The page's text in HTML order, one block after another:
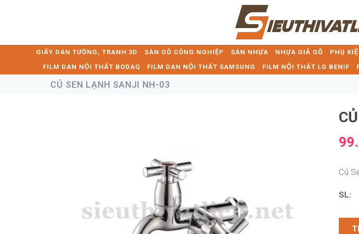
GIẤY DÁN TƯỜNG, TRANH 3D SÀN GỖ CÔNG NGHIỆP SÀN NHỰA NHỰA GIẢ GỖ PHỤ
FILM DÁN NỘI THẤT BODAQ
FILM DÁN NỘI THẤT SAMSUNG FILM NỘI THẤT LG BENIF
CỦ SEN LẠNH SANJI NH-03
Củ
SL: